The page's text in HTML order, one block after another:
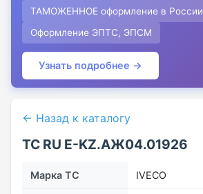
ТАМОЖЕННОЕ оформление в России
Оформление ЭПТС, ЭПСМ
Узнать подробнее →
← Назад к каталогу
ТС RU Е-KZ.АЖ04.01926
Марка ТС IVECO